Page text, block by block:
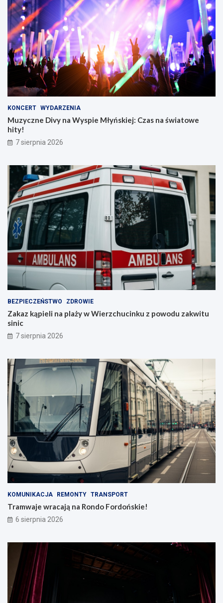
KONCERT WYDARZENIA
Muzyczne Divy na Wyspie Młyńskiej: Czas na światowe
hity!
7 sierpnia 2026
BEZPIECZEŃSTWO ZDROWIE
Zakaz kąpieli na plaży w Wierzchucinku z powodu zakwitu
sinic
7 sierpnia 2026
KOMUNIKACJA REMONTY TRANSPORT
Tramwaje wracają na Rondo Fordońskie!
6 sierpnia 2026